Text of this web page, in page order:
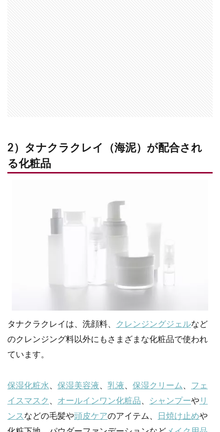
2）タナクラクレイ（海泥）が配合され
る化粧品
タナクラクレイは、洗顔料、 クレンジングジェルなど
のクレンジング料以外にもさまざまな化粧品で使われ
ています。
保湿化粧水、 保湿美容液、 乳液、 保湿クリーム 、 フェ
イスマスク 、 オールインワン化粧品、 シャンプーや リ
ンス などの毛髪や頭皮ケアのアイテム、 日焼け止めや